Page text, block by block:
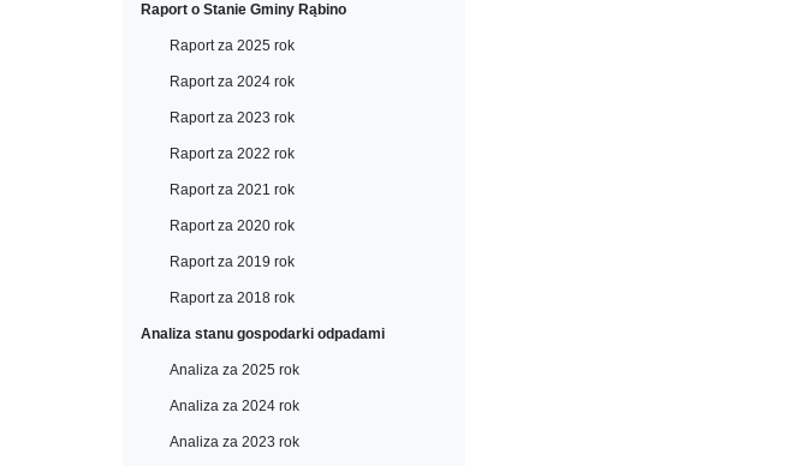
Raport o Stanie Gminy Rąbino
Raport za 2025 rok
Raport za 2024 rok
Raport za 2023 rok
Raport za 2022 rok
Raport za 2021 rok
Raport za 2020 rok
Raport za 2019 rok
Raport za 2018 rok
Analiza stanu gospodarki odpadami
Analiza za 2025 rok
Analiza za 2024 rok
Analiza za 2023 rok